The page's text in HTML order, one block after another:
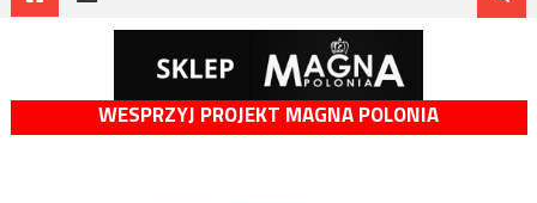
WESPRZYJ PROJEKT MAGNA POLONIA